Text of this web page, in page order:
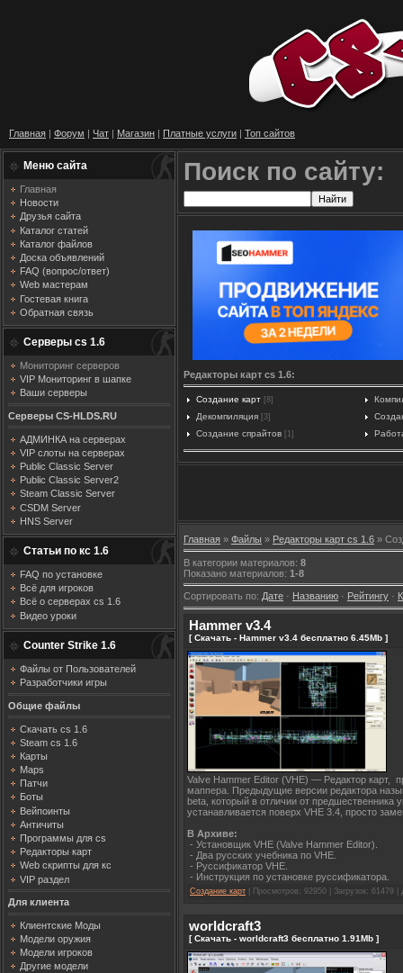
Главная | Форум | Чат | Магазин | Платные услуги | Топ сайтов
Меню сайта
Главная
Новости
Друзья сайта
Каталог статей
Каталог файлов
Доска объявлений
FAQ (вопрос/ответ)
Web мастерам
Гостевая книга
Обратная связь
Серверы cs 1.6
Мониторинг серверов
VIP Мониторинг в шапке
Ваши серверы
Серверы CS-HLDS.RU
АДМИНКА на серверах
VIP слоты на серверах
Public Classic Server
Public Classic Server2
Steam Classic Server
CSDM Server
HNS Server
Статьи по кс 1.6
FAQ по установке
Всё для игроков
Всё о серверах cs 1.6
Видео уроки
Counter Strike 1.6
Файлы от Пользователей
Разработчики игры
Общие файлы
Скачать cs 1.6
Steam cs 1.6
Карты
Maps
Патчи
Боты
Вейпоинты
Античиты
Программы для cs
Редакторы карт
Web скрипты для кс
VIP раздел
Для клиента
Клиентские Моды
Модели оружия
Модели игроков
Другие модели
Поиск по сайту:
Редакторы карт cs 1.6:
Создание карт [8]
Декомпиляция [3]
Создание спрайтов
[1]
Главная » Файлы » Редакторы карт cs 1.6 »
В категории материалов: 8
Показано материалов: 1-8
Сортировать по: Дате · Названию · Рейтингу ·
Hammer v3.4
[ Скачать - Hammer v3.4 бесплатно 6.45Mb ]
Valve Hammer Editor (VHE) — Редактор карт,
маппера. Предыдущие версии редактора
beta, который в отличии от предшественника
устанавливается поверх VHE 3.4, просто
В Архиве:
- Установщик VHE (Valve Hammer Editor).
- Два русских учебника по VHE.
- Руссификатор VHE.
- Инструкция по установке руссификатора.
Создание карт | Просмотров: 92950 | Загрузок: 61479
worldcraft3
[ Скачать - worldcraft3 бесплатно 1.91Mb ]